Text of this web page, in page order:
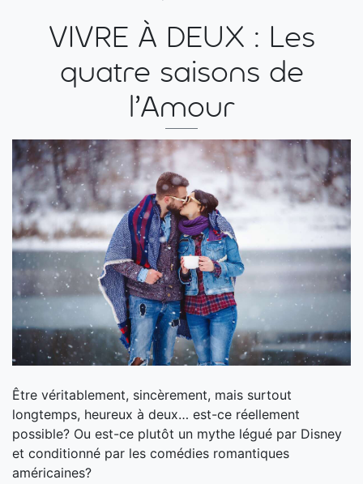
VIVRE À DEUX : Les
quatre saisons de
l’Amour
Être véritablement, sincèrement, mais surtout
longtemps, heureux à deux… est-ce réellement
possible? Ou est-ce plutôt un mythe légué par Disney
et conditionné par les comédies romantiques
américaines?